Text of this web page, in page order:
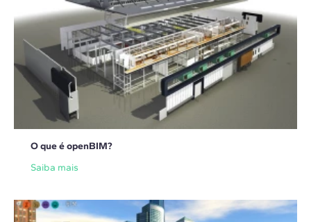
O que é openBIM?
Saiba mais